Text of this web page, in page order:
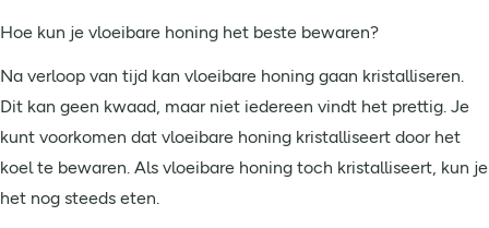
Hoe kun je vloeibare honing het beste bewaren?
Na verloop van tijd kan vloeibare honing gaan kristalliseren.
Dit kan geen kwaad, maar niet iedereen vindt het prettig. Je
kunt voorkomen dat vloeibare honing kristalliseert door het
koel te bewaren. Als vloeibare honing toch kristalliseert, kun je
het nog steeds eten.